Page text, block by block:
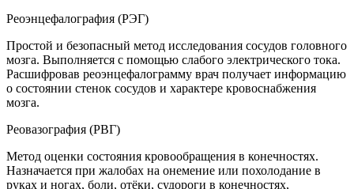
Реоэнцефалография (РЭГ)
Простой и безопасный метод исследования сосудов головного
мозга. Выполняется с помощью слабого электрического тока.
Расшифровав реоэнцефалограмму врач получает информацию
о состоянии стенок сосудов и характере кровоснабжения
мозга.
Реовазография (РВГ)
Метод оценки состояния кровообращения в конечностях.
Назначается при жалобах на онемение или похолодание в
руках и ногах, боли, отёки, судороги в конечностях,